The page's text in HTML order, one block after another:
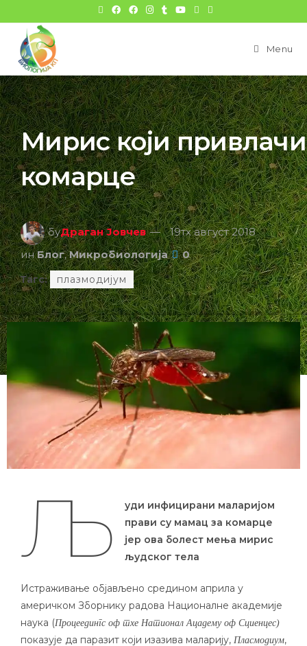
Menu
Мирис који привлачи
комарце
бyДраган Јовчев
19тх август 2018
ин Блог,Микробиологија 0
Тагс: плазмодијум
Љ
уди инфицирани маларијом
прави су мамац за комарце
јер ова болест мења мирис
људског тела
Истраживање објављено средином априла у
америчком Зборнику радова Националне академије
наука (Процеедингс оф тхе Натионал Ацадемy оф Сциенцес)
показује да паразит који изазива маларију, Пласмодиум,